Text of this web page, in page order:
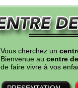
Vous cherchez un
Bienvenue au centre
de faire vivre à vos